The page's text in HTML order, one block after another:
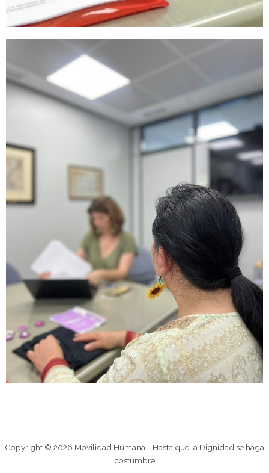
Copyright © 2026 Movilidad Humana - Hasta que la Dignidad se haga
costumbre